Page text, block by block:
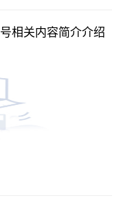
相关内容简介介绍